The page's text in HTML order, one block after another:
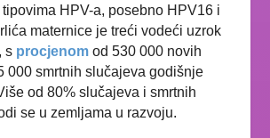
HPV-a, posebno HPV16 i
maternice jetreći vodeći uzrok
s procjenomod530 000 novih
000 smrtnih slučajeva godišnje
od 80% slučajeva i smrtnih
se u zemljama u razvoju.